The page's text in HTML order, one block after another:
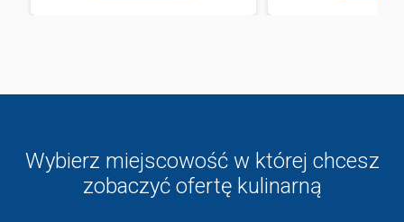
Wybierz miejscowość w której chcesz
zobaczyć ofertę kulinarną